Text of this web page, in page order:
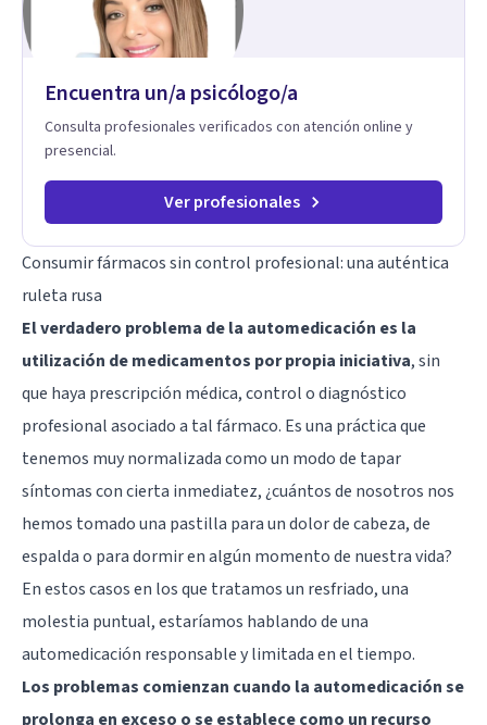
Encuentra un/a psicólogo/a
Consulta profesionales verificados con atención online y
presencial.
Ver profesionales
Consumir fármacos sin control profesional: una auténtica
ruleta rusa
El verdadero problema de la automedicación es la
utilización de medicamentos por propia iniciativa, sin
que haya prescripción médica, control o diagnóstico
profesional asociado a tal fármaco. Es una práctica que
tenemos muy normalizada como un modo de tapar
síntomas con cierta inmediatez, ¿cuántos de nosotros nos
hemos tomado una pastilla para un dolor de cabeza, de
espalda o para dormir en algún momento de nuestra vida?
En estos casos en los que tratamos un resfriado, una
molestia puntual, estaríamos hablando de una
automedicación responsable y limitada en el tiempo.
Los problemas comienzan cuando la automedicación se
prolonga en exceso o se establece como un recurso